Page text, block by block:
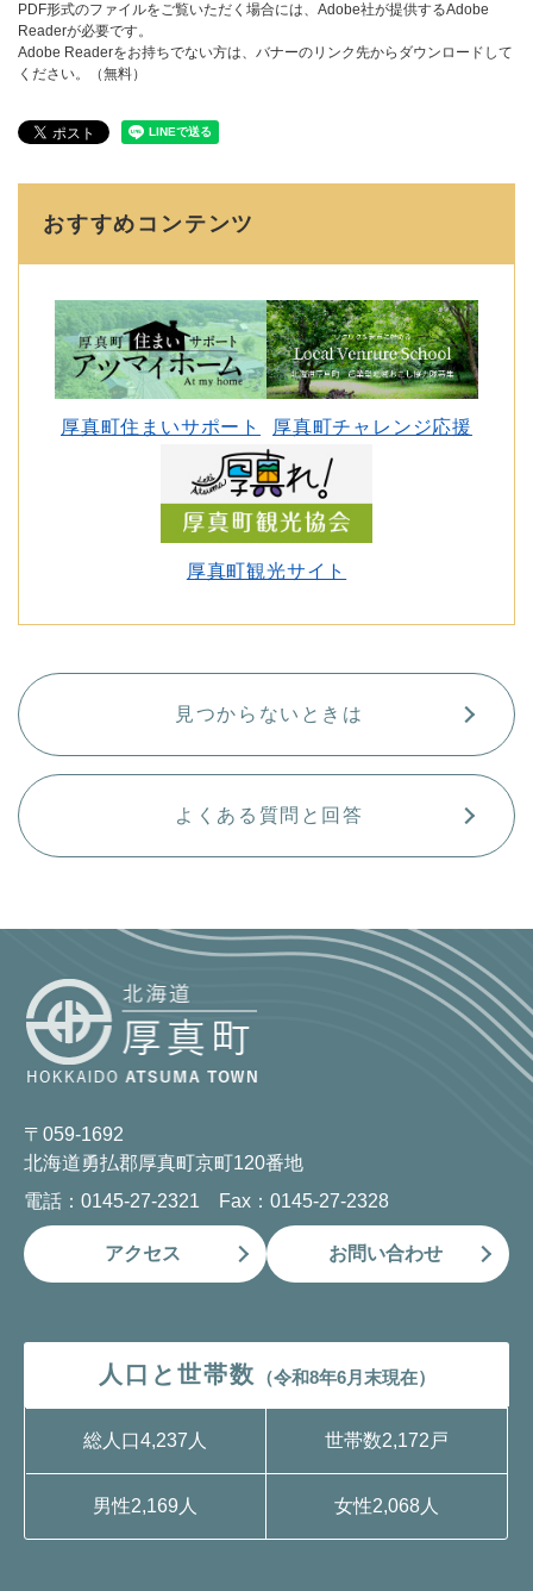
PDF形式のファイルをご覧いただく場合には、Adobe社が提供するAdobe
Readerが必要です。
Adobe Readerをお持ちでない方は、バナーのリンク先からダウンロードして
ください。（無料）
おすすめコンテンツ
厚真町住まいサポート 厚真町チャレンジ応援
厚真町観光サイト
見つからないときは
よくある質問と回答
〒059-1692
北海道勇払郡厚真町京町120番地
電話：0145-27-2321 Fax：0145-27-2328
アクセス お問い合わせ
人口と世帯数 （令和8年6月末現在）
総人口4,237人 世帯数2,172戸
男性2,169人 女性2,068人